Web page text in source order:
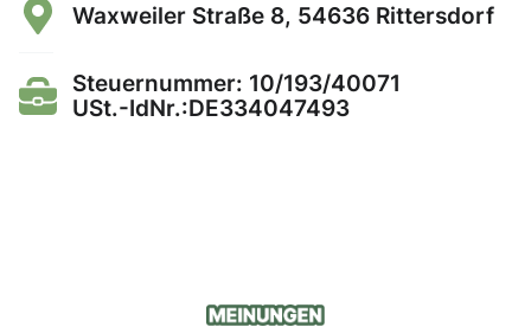
Waxweiler Straße 8, 54636 Rittersdorf
Steuernummer: 10/193/40071
USt.-IdNr.:DE334047493